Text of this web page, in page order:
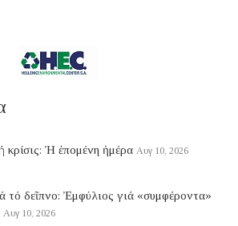
κρίσις: Ἡ ἑπομένη ἡμέρα Αυγ 10, 2026
τό δεῖπνο: Ἐμφύλιος γιά «συμφέροντα»
Αυγ 10, 2026